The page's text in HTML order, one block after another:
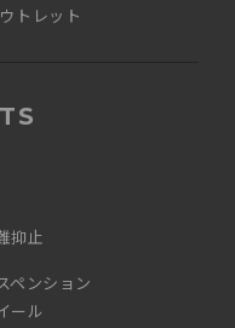
トレット
抑止
ペンション
ール